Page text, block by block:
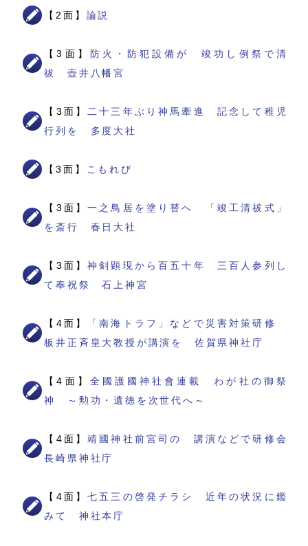
【2面】 論説
【3面】 防火・防犯設備が 竣功し例祭で清
祓 壺井八幡宮
【3面】
二十三年ぶり神馬牽進 記念して稚児
行列を 多度大社
【3面】 こもれび
【3面】一之鳥居を塗り替へ 「竣工清祓式」
を斎行 春日大社
【3面】神剣顕現から百五十年 三百人参列し
て奉祝祭 石上神宮
【4面】
「南海トラフ」などで災害対策研修
板井正斉皇大教授が講演を 佐賀県神社庁
【4面】 全國護國神社會連載 わが社の御祭
神 ～勲功・遺徳を次世代へ～
【4面】靖國神社前宮司の 講演などで研修会
長崎県神社庁
【4面】七五三の啓発チラシ 近年の状況に鑑
みて 神社本庁